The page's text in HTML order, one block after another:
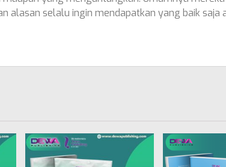
alasan selalu ingin mendapatkan yang baik